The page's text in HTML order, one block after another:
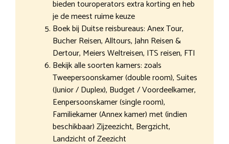
bieden touroperators extra korting en heb
je de meest ruime keuze
Boek bij Duitse reisbureaus: Anex Tour,
Bucher Reisen, Alltours, Jahn Reisen &
Dertour, Meiers Weltreisen, ITS reisen, FTI
Bekijk alle soorten kamers: zoals
Tweepersoonskamer (double room), Suites
(Junior / Duplex), Budget / Voordeelkamer,
Eenpersoonskamer (single room),
Familiekamer (Annex kamer) met (indien
beschikbaar) Zijzeezicht, Bergzicht,
Landzicht of Zeezicht